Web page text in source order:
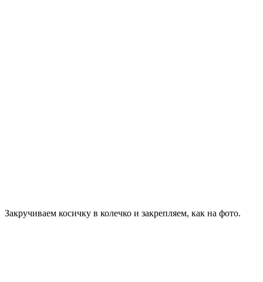
Закручиваем косичку в колечко и закрепляем, как на фото.